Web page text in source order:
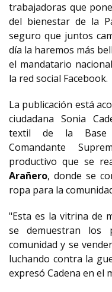
trabajadoras que
del bienestar de la
seguro que juntos
día la haremos más
el mandatario
la red social Facebook.
La publicación está
ciudadana Sonia
textil de la Base
Comandante
productivo que se
Arañero, donde se
ropa para la
"Esta es la vitrina de
se demuestran los
comunidad y se
luchando contra la
expresó Cadena en el